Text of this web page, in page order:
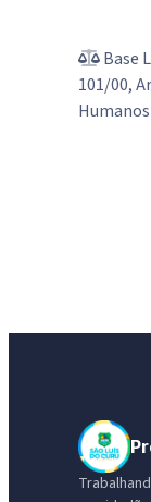
Base
101/00,
Humanos